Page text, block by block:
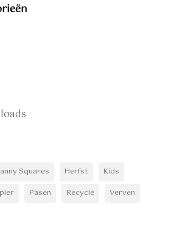
Squares Herfst
Kids
Pasen Recycle
Verven